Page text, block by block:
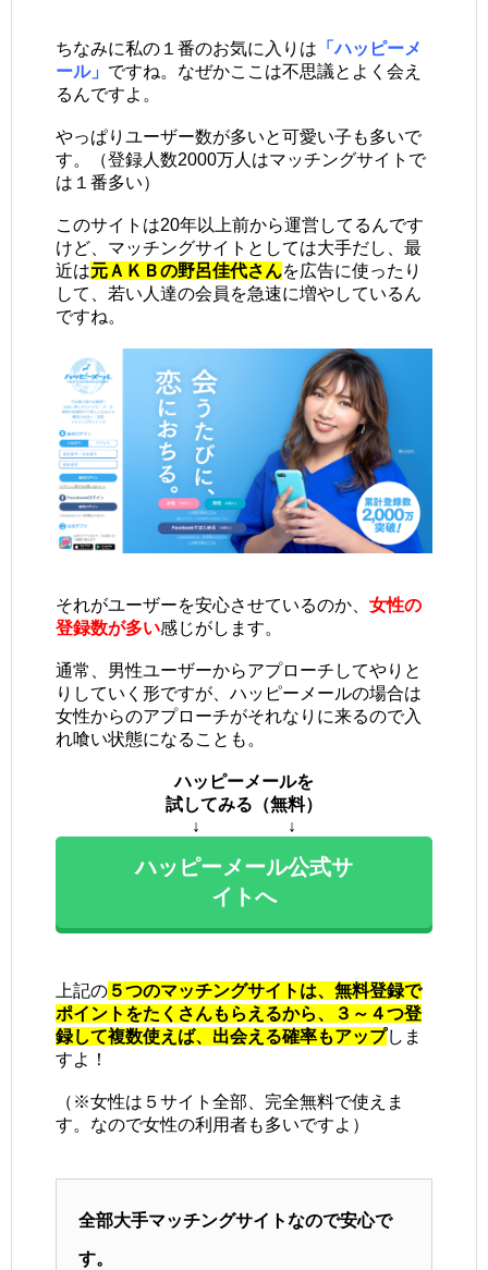
ちなみに私の１番のお気に入りは 「ハッピーメ
ール」 ですね。なぜかここは不思議とよく会え
るんですよ。
やっぱりユーザー数が多いと可愛い子も多いで
す。（登録人数2000万人はマッチングサイトで
は１番多い）
このサイトは20年以上前から運営してるんです
けど、マッチングサイトとしては大手だし、最
近は元ＡＫＢの野呂佳代さんを広告に使ったり
して、若い人達の会員を急速に増やしているん
ですね。
それがユーザーを安心させているのか、 女性の
登録数が多い感じがします。
通常、男性ユーザーからアプローチしてやりと
りしていく形ですが、ハッピーメールの場合は
女性からのアプローチがそれなりに来るので入
れ喰い状態になることも。
ハッピーメールを
試してみる（無料）
↓ ↓
ハッピーメール公式サ
イトへ
上記の ５つのマッチングサイトは、無料登録で
ポイントをたくさんもらえるから、３～４つ登
録して複数使えば、出会える確率もアップしま
すよ！
（※女性は５サイト全部、完全無料で使えま
す。なので女性の利用者も多いですよ）
全部大手マッチングサイトなので安心で
す。